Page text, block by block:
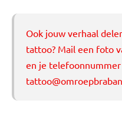
Ook jouw verhaal
tattoo? Mail een foto
en je telefoonnummer